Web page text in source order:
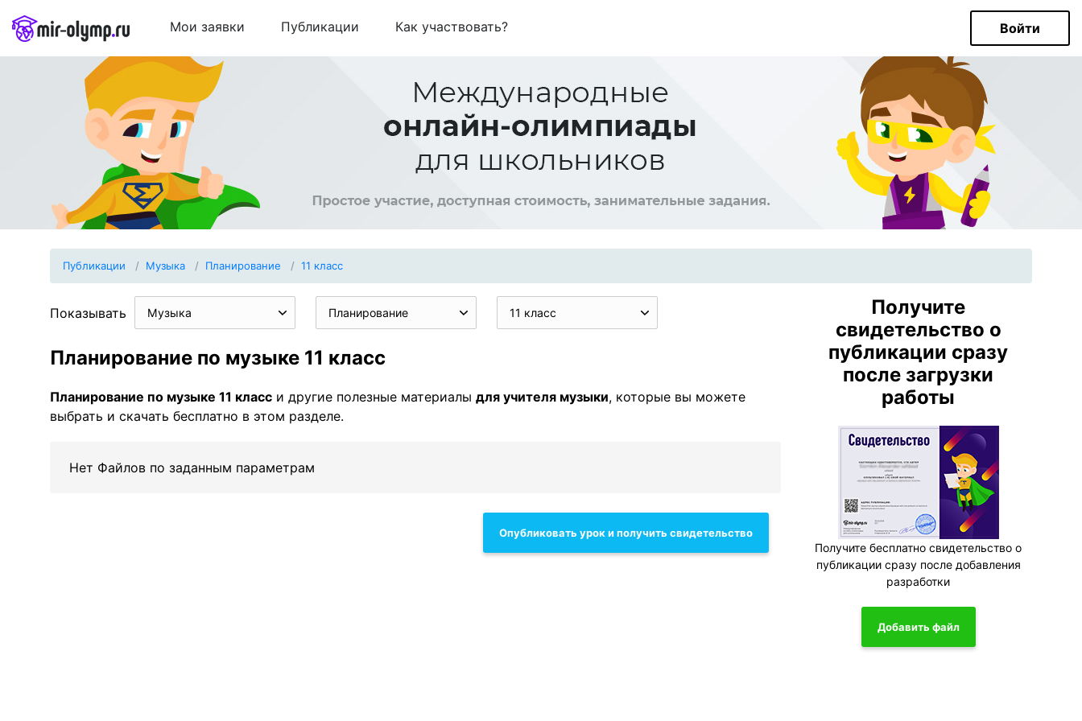
Мои заявки Публикации Как участвовать? Войти
Публикации Музыка Планирование 11 класс
Показывать Музыка Планирование 11 класс
Планирование по музыке 11 класс
Планирование по музыке 11 класс и другие полезные материалы для учителя музыки, которые вы можете
выбрать и скачать бесплатно в этом разделе.
Нет Файлов по заданным параметрам
Опубликовать урок и получить свидетельство
Получите
свидетельство о
публикации сразу
после загрузки
работы
Получите бесплатно свидетельство о
публикации сразу после добавления
разработки
Добавить файл